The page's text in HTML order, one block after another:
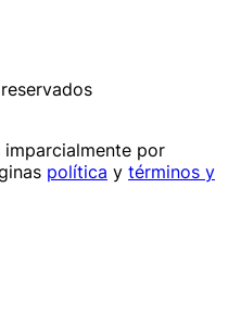
imparcialmente por
política y términos y